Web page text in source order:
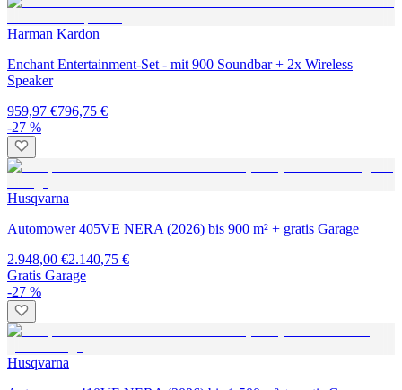
Harman Kardon
Enchant Entertainment-Set - mit 900 Soundbar + 2x Wireless
Speaker
959,97 €796,75 €
-27 %
Husqvarna
Automower 405VE NERA (2026) bis 900 m² + gratis Garage
2.948,00 €2.140,75 €
Gratis Garage
-27 %
Husqvarna